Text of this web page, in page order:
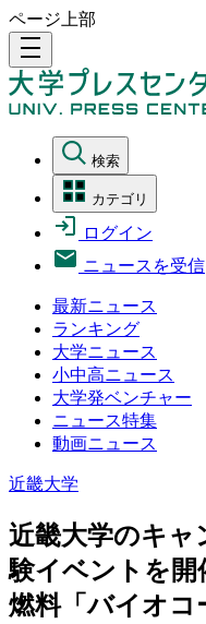
ページ上部
density_medium
検索
カテゴリ
ログイン
ニュースを受信
最新ニュース
ランキング
大学ニュース
小中高ニュース
大学発ベンチャー
ニュース特集
動画ニュース
近畿大学
近畿大学のキ
験イベントを
燃料「バイオコ